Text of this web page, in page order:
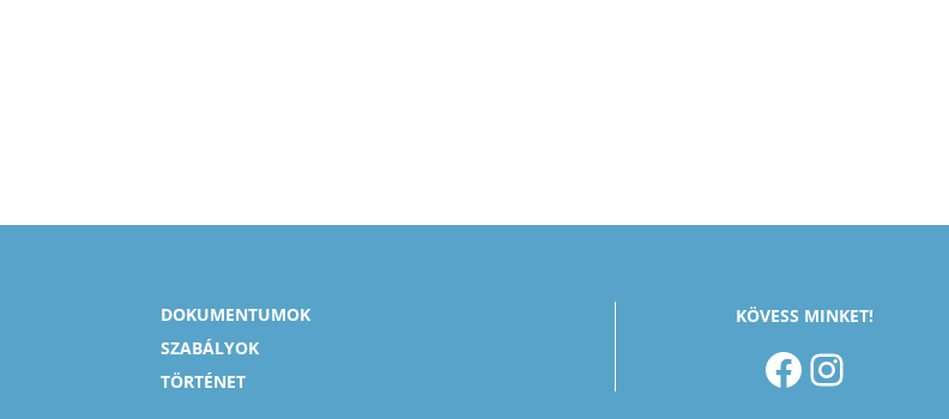
DOKUMENTUMOK
SZABÁLYOK
TÖRTÉNET
KÖVESS MINKET!
FACEBOOK INSTAGRAM